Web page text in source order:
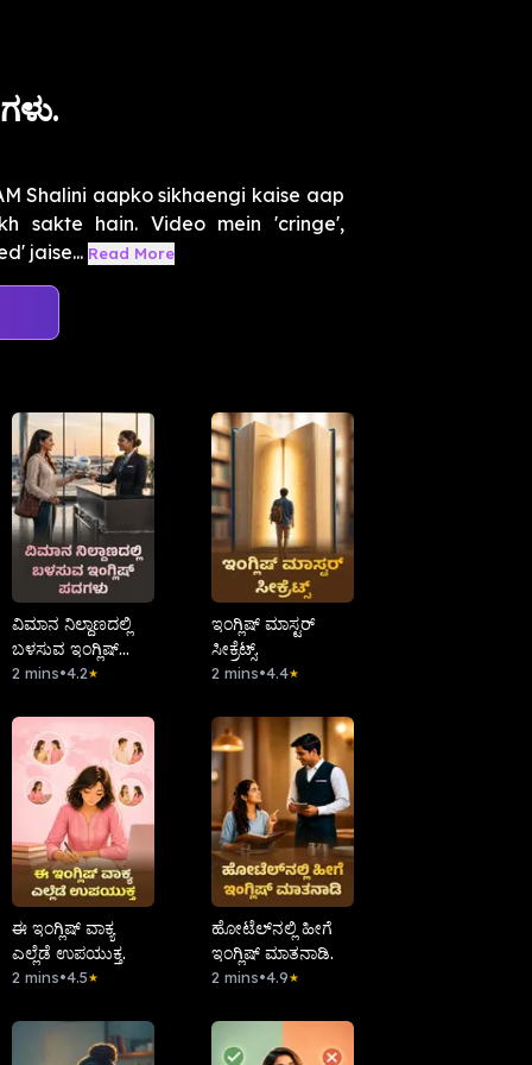
Shalini aapko sikhaengi kaise aap
sakte hain. Video mein 'cringe',
jaise... Read More
ವಿಮಾನ ನಿಲ್ದಾಣದಲ್ಲಿ
ಬಳಸುವ ಇಂಗ್ಲಿಷ್
ಪದಗಳು
2 mins•4.2★
ಇಂಗ್ಲಿಷ್ ಮಾಸ್ಟರ್
ಸೀಕ್ರೆಟ್ಸ್.
2 mins•4.4★
ಈ ಇಂಗ್ಲಿಷ್ ವಾಕ್ಯ
ಎಲ್ಲೆಡೆ ಉಪಯುಕ್ತ.
2 mins•4.5★
ಹೋಟೆಲ್‌ನಲ್ಲಿ ಹೀಗೆ
ಇಂಗ್ಲಿಷ್ ಮಾತನಾಡಿ.
2 mins•4.9★